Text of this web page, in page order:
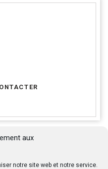
aux
notre site web et notre service.